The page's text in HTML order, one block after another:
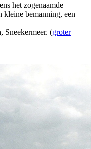
het zogenaamde
kleine bemanning, een
Sneekermeer. (groter